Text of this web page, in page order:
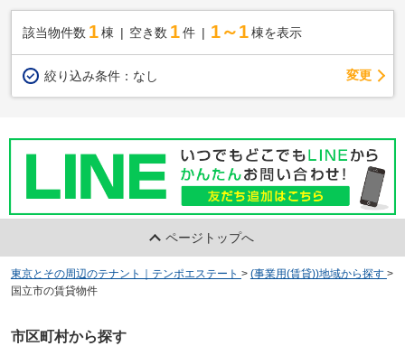
該当物件数 1棟 空き数 1 件 1～1 棟を表示
絞り込み条件： なし 変更
ページトップへ
東京とその周辺のテナント｜テンポエステート > (事業用(賃貸))地域から探す >
国立市の賃貸物件
市区町村から探す